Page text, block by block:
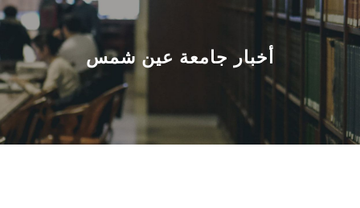
عن الجامعة
القطاعـات
الشئون الأكاديمية
البحث العلمي
أخبار جامعة عين شمس